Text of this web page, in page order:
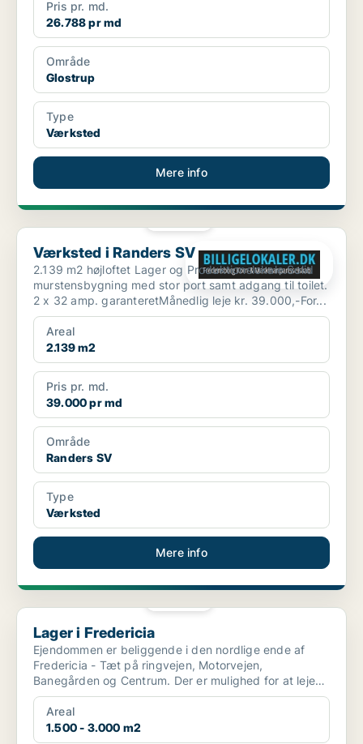
Pris pr. md.
26.788 pr md
Område
Glostrup
Type
Værksted
Mere info
Værksted i Randers SV
Værksted i Randers SV
2.139 m2 højloftet Lager og Produktionslokale.Solid
murstensbygning med stor port samt adgang til toilet.
2 x 32 amp. garanteretMånedlig leje kr. 39.000,-For...
Areal
2.139 m2
Pris pr. md.
39.000 pr md
Område
Randers SV
Type
Værksted
Mere info
Lager i Fredericia
Lager i Fredericia
Ejendommen er beliggende i den nordlige ende af
Fredericia - Tæt på ringvejen, Motorvejen,
Banegården og Centrum. Der er mulighed for at leje
fra 1500m2 o...
Areal
1.500 - 3.000 m2